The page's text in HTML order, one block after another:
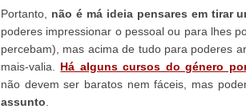
Portanto, não é má ideia pensares em tirar
poderes impressionar o pessoal ou para lhes
percebam), mas acima de tudo para poderes
mais-valia. Há alguns cursos do género
não devem ser baratos nem fáceis, mas
assunto